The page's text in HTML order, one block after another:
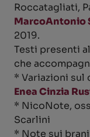
Roccatagliati,
MarcoAntonio
2019.
Testi presenti
che
* Variazioni sul
Enea Cinzia
* NicoNote,
Scarlini
* Note sui